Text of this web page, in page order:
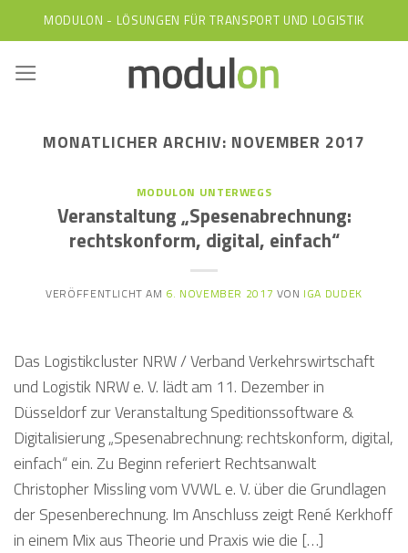
to
content
MODULON - LÖSUNGEN FÜR TRANSPORT UND LOGISTIK
MONATLICHER ARCHIV: NOVEMBER 2017
MODULON UNTERWEGS
Veranstaltung „Spesenabrechnung:
rechtskonform, digital, einfach“
VERÖFFENTLICHT AM 6. NOVEMBER 2017 VON IGA DUDEK
Das Logistikcluster NRW / Verband Verkehrswirtschaft
und Logistik NRW e. V. lädt am 11. Dezember in
Düsseldorf zur Veranstaltung Speditionssoftware &
Digitalisierung „Spesenabrechnung: rechtskonform, digital,
einfach“ ein. Zu Beginn referiert Rechtsanwalt
Christopher Missling vom VVWL e. V. über die Grundlagen
der Spesenberechnung. Im Anschluss zeigt René Kerkhoff
in einem Mix aus Theorie und Praxis wie die […]